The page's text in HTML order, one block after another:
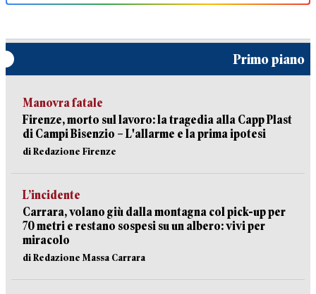
Primo piano
Manovra fatale
Firenze, morto sul lavoro: la tragedia alla Capp Plast
di Campi Bisenzio – L'allarme e la prima ipotesi
di Redazione Firenze
L’incidente
Carrara, volano giù dalla montagna col pick-up per
70 metri e restano sospesi su un albero: vivi per
miracolo
di Redazione Massa Carrara